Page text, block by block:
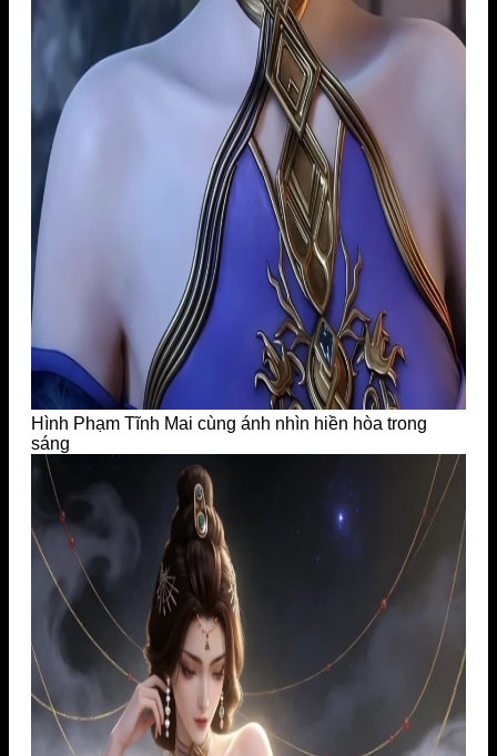
Hình Phạm Tĩnh Mai cùng ánh nhìn hiền hòa trong
sáng